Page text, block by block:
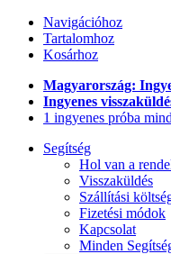
Navigációhoz
Tartalomhoz
Kosárhoz
Magyarország:
Ingyenes
1 ingyenes próba
Segítség
Hol van a
Visszaküldés
Szállítási
Fizetési módok
Kapcsolat
Minden